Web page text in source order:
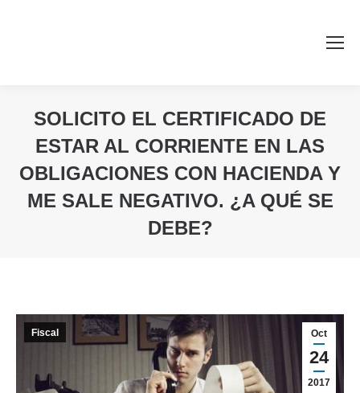
SOLICITO EL CERTIFICADO DE
ESTAR AL CORRIENTE EN LAS
OBLIGACIONES CON HACIENDA Y
ME SALE NEGATIVO. ¿A QUÉ SE
DEBE?
Oct
24
2017
Fiscal